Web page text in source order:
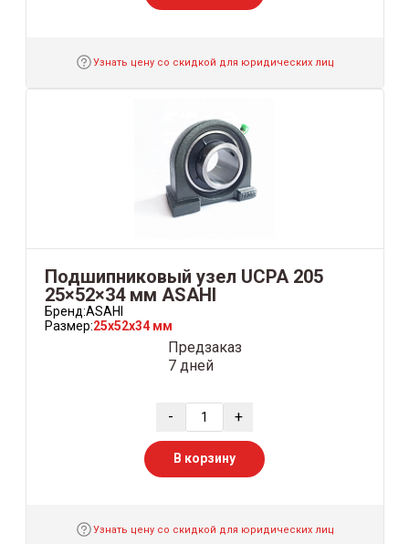
Узнать цену со скидкой для юридических лиц
Подшипниковый узел UCPA 205
25×52×34 мм ASAHI
Бренд:ASAHI
Размер:25x52x34 мм
Предзаказ
7 дней
- +
В корзину
Узнать цену со скидкой для юридических лиц